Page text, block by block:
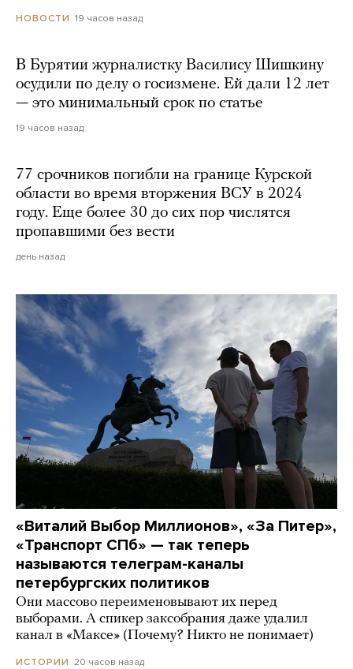
НОВОСТИ 19 часов назад
В Бурятии журналистку Василису Шишкину
осудили по делу о госизмене. Ей дали 12 лет
— это минимальный срок по статье
19 часов назад
77 срочников погибли на границе Курской
области во время вторжения ВСУ в 2024
году. Еще более 30 до сих пор числятся
пропавшими без вести
день назад
«Виталий Выбор Миллионов», «За Питер»,
«Транспорт СПб» — так теперь
называются телеграм-каналы
петербургских политиков
Они массово переименовывают их перед
выборами. А спикер заксобрания даже удалил
канал в «Максе» (Почему? Никто не понимает)
ИСТОРИИ 20 часов назад